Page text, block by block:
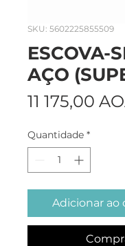
SKU: 5602225855509
ESCOVA-
AÇO
11 175,00
Quantidade *
Adicionar ao